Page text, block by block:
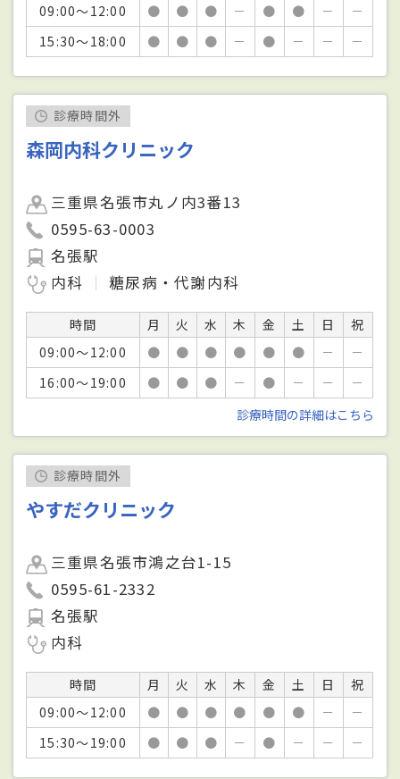
09:00～12:00
● ● ● － ● ● －
－
15:30～18:00
● ● ● － ● － － －
診療時間外
森岡内科クリニック
三重県名張市丸ノ内3番13
0595-63-0003
名張駅
内科
糖尿病・代謝内科
時間 月 火 水 木 金 土 日
祝
09:00～12:00
● ● ● ● ● ● －
－
16:00～19:00
● ● ● － ● － －
－
診療時間の詳細はこちら
診療時間外
やすだクリニック
三重県名張市鴻之台1-15
0595-61-2332
名張駅
内科
時間 月 火 水 木 金 土 日
祝
09:00～12:00
● ● ● ● ● ● －
－
15:30～19:00
● ● ● － ● － － －